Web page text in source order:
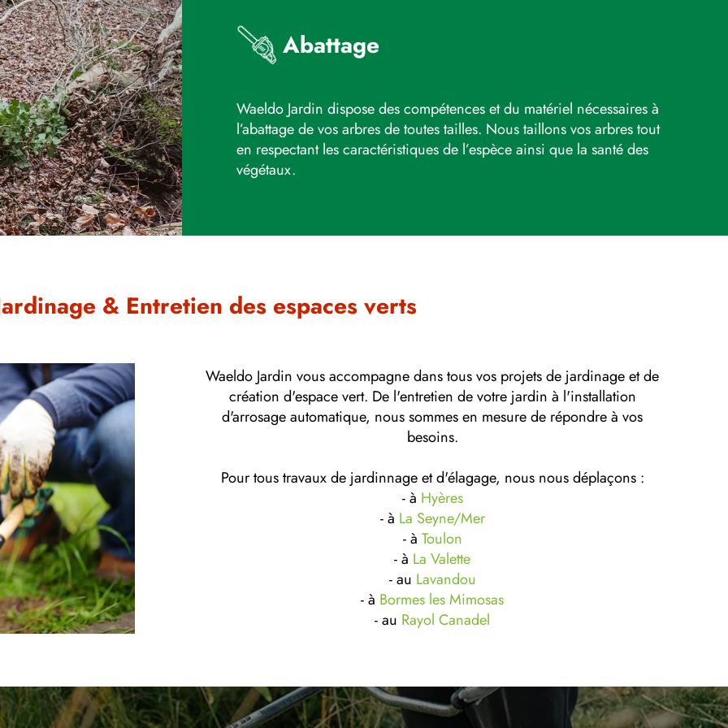
Abattage
Waeldo Jardin dispose des compétences et du matériel nécessaires à
l’abattage de vos arbres de toutes tailles. Nous taillons vos arbres tout
en respectant les caractéristiques de l’espèce ainsi que la santé des
végétaux.
& Entretien des espaces verts
Waeldo Jardin vous accompagne dans tous vos projets de jardinage et de
création d'espace vert. De l'entretien de votre jardin à l'installation
d'arrosage automatique, nous sommes en mesure de répondre à vos
besoins.
Pour tous travaux de jardinnage et d'élagage, nous nous déplaçons :
- à Hyères
- à La Seyne/Mer
- à Toulon
- à La Valette
- au Lavandou
- à Bormes les Mimosas
- au Rayol Canadel